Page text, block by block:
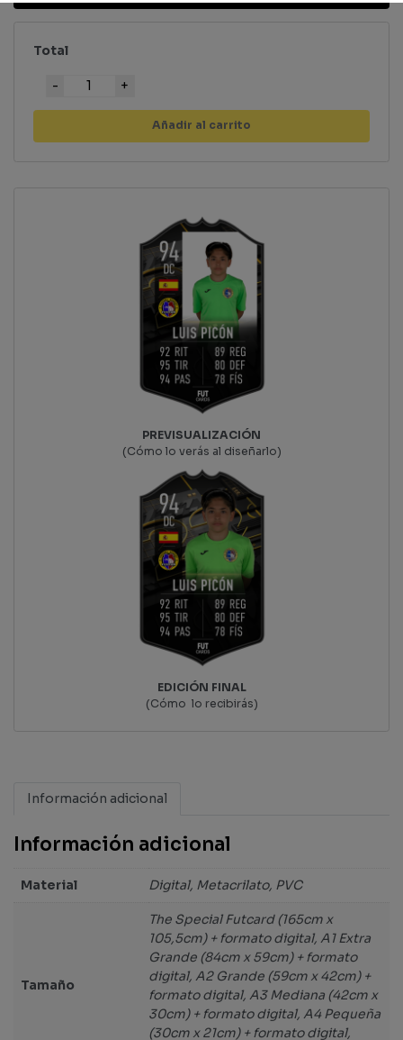
Total
Cantidad
Añadir al carrito
PREVISUALIZACIÓN
(Cómo lo verás al diseñarlo)
EDICIÓN FINAL
(Cómo lo recibirás)
Información adicional
Información adicional
Material Digital, Metacrilato, PVC
Tamaño
The Special Futcard (165cm x
105,5cm) + formato digital, A1 Extra
Grande (84cm x 59cm) + formato
digital, A2 Grande (59cm x 42cm) +
formato digital, A3 Mediana (42cm x
30cm) + formato digital, A4 Pequeña
(30cm x 21cm) + formato digital,